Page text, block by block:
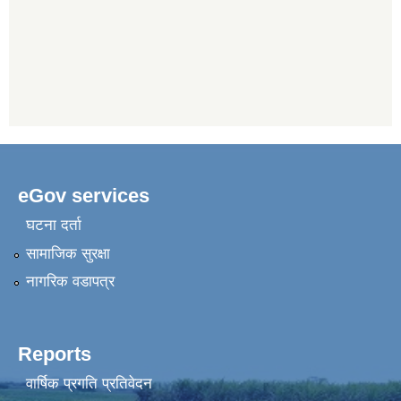
eGov services
घटना दर्ता
सामाजिक सुरक्षा
नागरिक वडापत्र
Reports
वार्षिक प्रगति प्रतिवेदन